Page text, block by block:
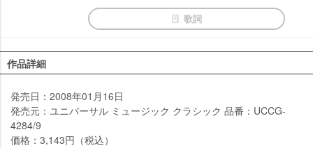
歌詞
作品詳細
発売日：2008年01月16日
発売元：ユニバーサル ミュージック クラシック 品番：UCCG-
4284/9
価格：3,143円（税込）